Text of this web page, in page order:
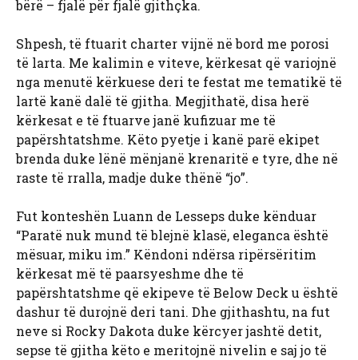
bërë – fjalë për fjalë gjithçka.
Shpesh, të ftuarit charter vijnë në bord me porosi
të larta. Me kalimin e viteve, kërkesat që variojnë
nga menutë kërkuese deri te festat me tematikë të
lartë kanë dalë të gjitha. Megjithatë, disa herë
kërkesat e të ftuarve janë kufizuar me të
papërshtatshme. Këto pyetje i kanë parë ekipet
brenda duke lënë mënjanë krenaritë e tyre, dhe në
raste të rralla, madje duke thënë “jo”.
Fut konteshën Luann de Lesseps duke kënduar
“Paratë nuk mund të blejnë klasë, eleganca është
mësuar, miku im.” Këndoni ndërsa ripërsëritim
kërkesat më të paarsyeshme dhe të
papërshtatshme që ekipeve të Below Deck u është
dashur të durojnë deri tani. Dhe gjithashtu, na fut
neve si Rocky Dakota duke kërcyer jashtë detit,
sepse të gjitha këto e meritojnë nivelin e saj jo të